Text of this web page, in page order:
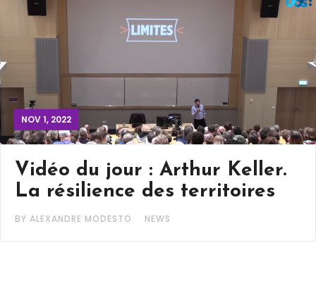
NOV 1, 2022
Vidéo du jour : Arthur Keller.
La résilience des territoires
BY ALEXANDRE MODESTO NEWS